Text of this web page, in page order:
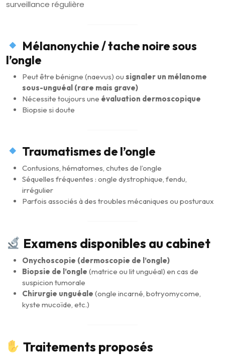
surveillance régulière
Mélanonychie / tache noire sous
l’ongle
Peut être bénigne (naevus) ou signaler un mélanome
sous-unguéal (rare mais grave)
Nécessite toujours une évaluation dermoscopique
Biopsie si doute
Traumatismes de l’ongle
Contusions, hématomes, chutes de l’ongle
Séquelles fréquentes : ongle dystrophique, fendu,
irrégulier
Parfois associés à des troubles mécaniques ou posturaux
Examens disponibles au cabinet
Onychoscopie (dermoscopie de l’ongle)
Biopsie de l’ongle (matrice ou lit unguéal) en cas de
suspicion tumorale
Chirurgie unguéale (ongle incarné, botryomycome,
kyste mucoïde, etc.)
Traitements proposés